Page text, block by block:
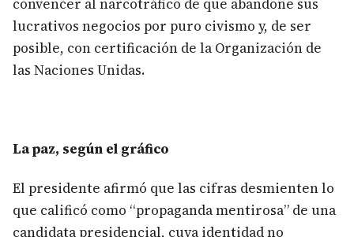
convencer al narcotráfico de que abandone sus
lucrativos negocios por puro civismo y, de ser
posible, con certificación de la Organización de
las Naciones Unidas.
La paz, según el gráfico
El presidente afirmó que las cifras desmienten lo
que calificó como “propaganda mentirosa” de una
candidata presidencial, cuya identidad no